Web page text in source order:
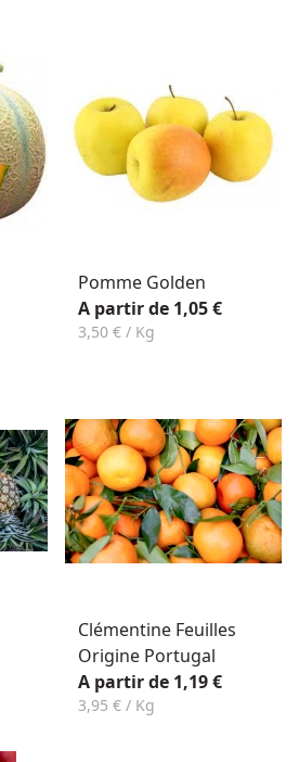
Pomme Golden
A partir de 1,05 €
3,50 € / Kg
Clémentine Feuilles
Origine Portugal
A partir de 1,19 €
3,95 € / Kg